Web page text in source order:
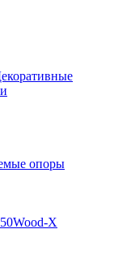
опоры
Wood-X